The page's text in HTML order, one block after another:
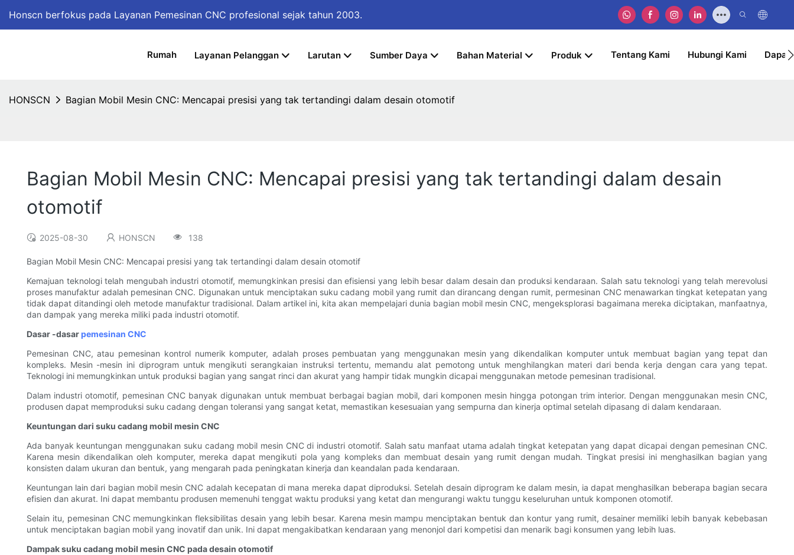
Honscn berfokus pada Layanan Pemesinan CNC profesional sejak tahun 2003.
Rumah Layanan Pelanggan Larutan Sumber Daya Bahan Material Produk Tentang Kami Hubungi Kami
HONSCN Bagian Mobil Mesin CNC: Mencapai presisi yang tak tertandingi dalam desain otomotif
Bagian Mobil Mesin CNC: Mencapai presisi yang tak tertandingi dalam desain
otomotif
2025-08-30 HONSCN 138
Bagian Mobil Mesin CNC: Mencapai presisi yang tak tertandingi dalam desain otomotif
Kemajuan teknologi telah mengubah industri otomotif, memungkinkan presisi dan efisiensi yang lebih besar dalam desain dan produksi kendaraan. Salah satu teknologi yang telah merevolusi
proses manufaktur adalah pemesinan CNC. Digunakan untuk menciptakan suku cadang mobil yang rumit dan dirancang dengan rumit, permesinan CNC menawarkan tingkat ketepatan yang
tidak dapat ditandingi oleh metode manufaktur tradisional. Dalam artikel ini, kita akan mempelajari dunia bagian mobil mesin CNC, mengeksplorasi bagaimana mereka diciptakan, manfaatnya,
dan dampak yang mereka miliki pada industri otomotif.
Dasar -dasarpemesinan CNC
Pemesinan CNC, atau pemesinan kontrol numerik komputer, adalah proses pembuatan yang menggunakan mesin yang dikendalikan komputer untuk membuat bagian yang tepat dan
kompleks. Mesin -mesin ini diprogram untuk mengikuti serangkaian instruksi tertentu, memandu alat pemotong untuk menghilangkan materi dari benda kerja dengan cara yang tepat.
Teknologi ini memungkinkan untuk produksi bagian yang sangat rinci dan akurat yang hampir tidak mungkin dicapai menggunakan metode pemesinan tradisional.
Dalam industri otomotif, pemesinan CNC banyak digunakan untuk membuat berbagai bagian mobil, dari komponen mesin hingga potongan trim interior. Dengan menggunakan mesin CNC,
produsen dapat memproduksi suku cadang dengan toleransi yang sangat ketat, memastikan kesesuaian yang sempurna dan kinerja optimal setelah dipasang di dalam kendaraan.
Keuntungan dari suku cadang mobil mesin CNC
Ada banyak keuntungan menggunakan suku cadang mobil mesin CNC di industri otomotif. Salah satu manfaat utama adalah tingkat ketepatan yang dapat dicapai dengan pemesinan CNC.
Karena mesin dikendalikan oleh komputer, mereka dapat mengikuti pola yang kompleks dan membuat desain yang rumit dengan mudah. Tingkat presisi ini menghasilkan bagian yang
konsisten dalam ukuran dan bentuk, yang mengarah pada peningkatan kinerja dan keandalan pada kendaraan.
Keuntungan lain dari bagian mobil mesin CNC adalah kecepatan di mana mereka dapat diproduksi. Setelah desain diprogram ke dalam mesin, ia dapat menghasilkan beberapa bagian secara
efisien dan akurat. Ini dapat membantu produsen memenuhi tenggat waktu produksi yang ketat dan mengurangi waktu tunggu keseluruhan untuk komponen otomotif.
Selain itu, pemesinan CNC memungkinkan fleksibilitas desain yang lebih besar. Karena mesin mampu menciptakan bentuk dan kontur yang rumit, desainer memiliki lebih banyak kebebasan
untuk menciptakan bagian mobil yang inovatif dan unik. Ini dapat mengakibatkan kendaraan yang menonjol dari kompetisi dan menarik bagi konsumen yang lebih luas.
Dampak suku cadang mobil mesin CNC pada desain otomotif